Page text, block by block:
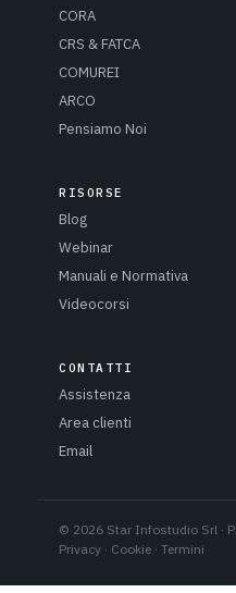
CORA
CRS & FATCA
COMUREI
ARCO
Pensiamo Noi
RISORSE
Blog
Webinar
Manuali e Normativa
Videocorsi
CONTATTI
Assistenza
Area clienti
Email
© 2026 Star Infostudio Srl ·
Privacy · Cookie · Termini